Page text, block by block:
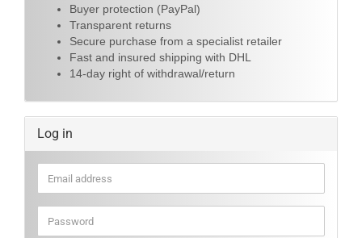
Buyer protection (PayPal)
Transparent returns
Secure purchase from a specialist retailer
Fast and insured shipping with DHL
14-day right of withdrawal/return
Log in
Email
address
Password